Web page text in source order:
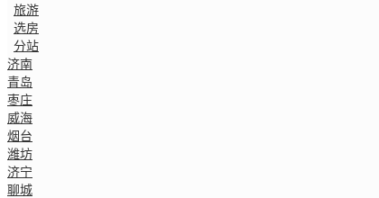
旅游
选房
分站
济南
青岛
枣庄
威海
烟台
潍坊
济宁
聊城